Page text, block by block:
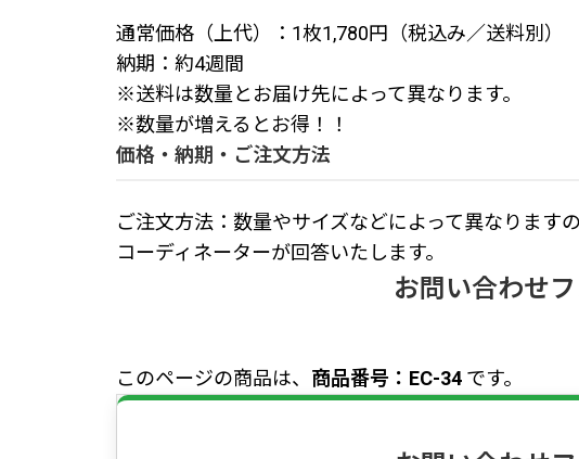
通常価格（上代）：1枚1,780円（税込み／送料別）
納期：約4週間
※送料は数量とお届け先によって異なります。
※数量が増えるとお得！！
価格・納期・ご注文方法
ご注文方法：数量やサイズなどによって異なります
コーディネーターが回答いたします。
お問い合わせ
このページの商品は、 商品番号：EC-34 です。